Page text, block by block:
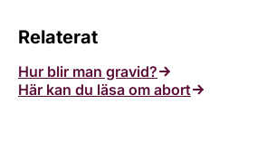
Relaterat
Hur blir man gravid?
Här kan du läsa om abort